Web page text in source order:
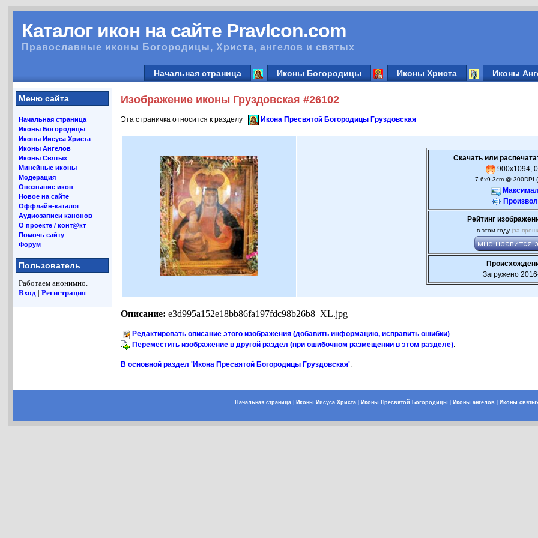
Каталог икон на сайте PravIcon.com
Православные иконы Богородицы, Христа, ангелов и святых
Начальная страница Иконы Богородицы Иконы Христа Иконы
Меню сайта
Начальная страница
Иконы Богородицы
Иконы Иисуса Христа
Иконы Ангелов
Иконы Святых
Минейные иконы
Модерация
Опознание икон
Новое на сайте
Оффлайн-каталог
Аудиозаписи канонов
О проекте / конт@кт
Помочь сайту
Форум
Пользователь
Работаем анонимно.
Вход |Регистрация
Изображение иконы Груздовская #26102
Эта страничка относится к разделу Икона Пресвятой Богородицы Груздовская
Скачать или
900x1094,
7.6x9.3cm @ 300DPI
Рейтинг
в этом году (за
Загружено
Описание: e3d995a152e18bb86fa197fdc98b26b8_XL.jpg
Редактировать описание этого изображения (добавить информацию, исправить ошибки).
Переместить изображение в другой раздел (при ошибочном размещении в этом разделе).
В основной раздел 'Икона Пресвятой Богородицы Груздовская'.
Начальная страница Иконы Иисуса Христа Иконы Пресвятой Богородицы Иконы ангелов Иконы